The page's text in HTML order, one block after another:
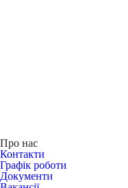
Про нас
Контакти
Графік роботи
Документи